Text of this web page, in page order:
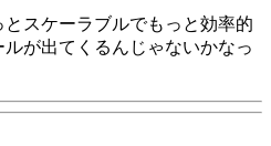
スケーラブルでもっと効率的
が出てくるんじゃないかなっ